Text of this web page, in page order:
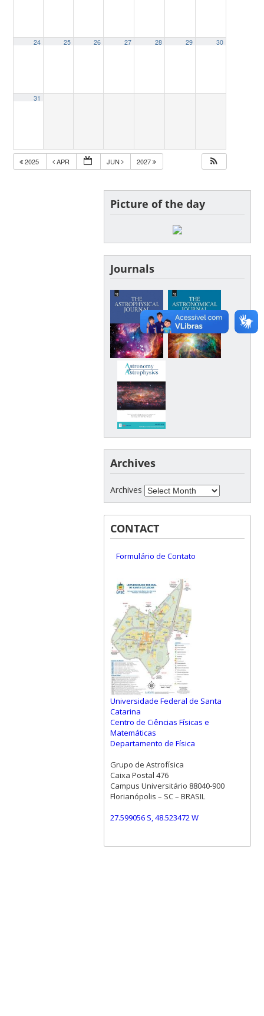
24 25 26 27 28 29 30
31
2025 APR JUN 2027
Picture of the day
Journals
Archives
Archives
CONTACT
Formulário de Contato
Universidade Federal de Santa
Catarina
Centro de Ciências Físicas e
Matemáticas
Departamento de Física
Grupo de Astrofísica
Caixa Postal 476
Campus Universitário 88040-900
Florianópolis – SC – BRASIL
27.599056 S, 48.523472 W